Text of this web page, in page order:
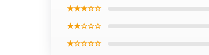
★★★☆☆
★★☆☆☆
★☆☆☆☆